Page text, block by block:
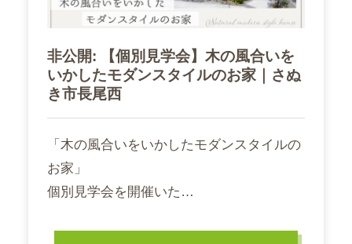
非公開: 【個別見学会】木の風合いを
いかしたモダンスタイルのお家｜さぬ
き市長尾西
「木の風合いをいかしたモダンスタイルの
お家」
個別見学会を開催いた…